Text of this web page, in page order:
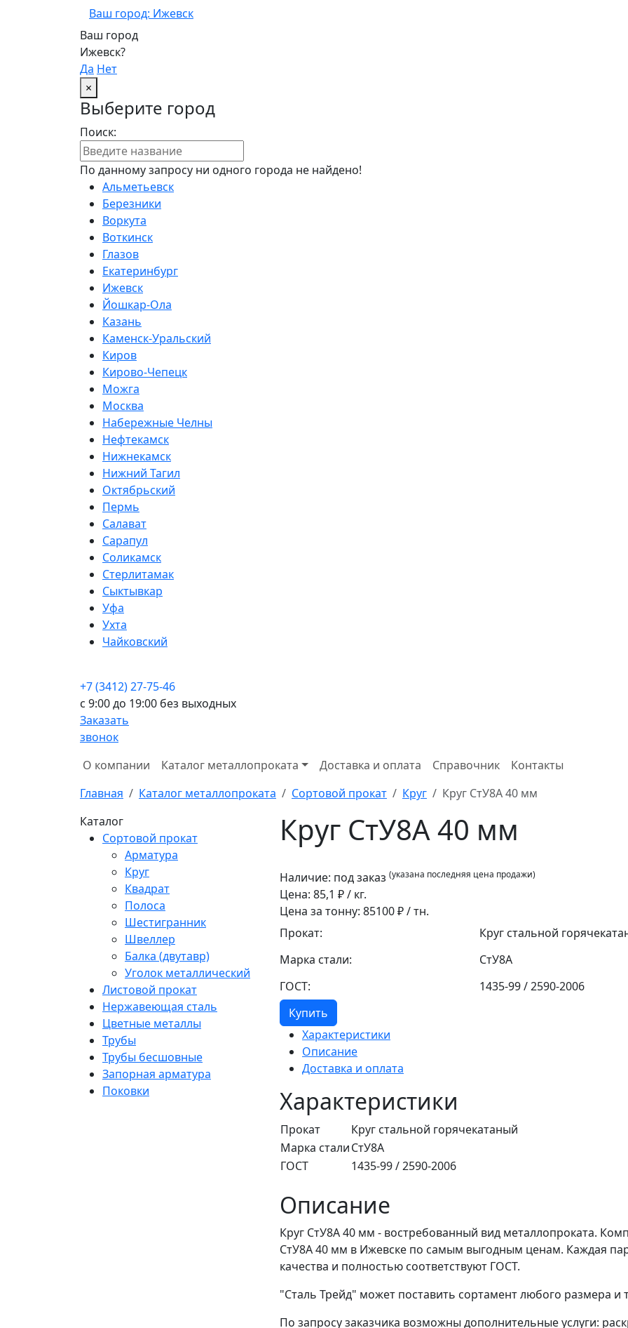
Ваш город: Ижевск
Ваш город
Ижевск?
Да Нет
×
Выберите город
Поиск:
По данному запросу ни одного города не найдено!
Альметьевск
Березники
Воркута
Воткинск
Глазов
Екатеринбург
Ижевск
Йошкар-Ола
Казань
Каменск-Уральский
Киров
Кирово-Чепецк
Можга
Москва
Набережные Челны
Нефтекамск
Нижнекамск
Нижний Тагил
Октябрьский
Пермь
Салават
Сарапул
Соликамск
Стерлитамак
Сыктывкар
Уфа
Ухта
Чайковский
+7 (3412) 27-75-46
c 9:00 до 19:00 без выходных
Заказать
звонок
О компании
Каталог металлопроката Доставка и оплата Справочник
Контакты
Главная
Каталог металлопроката Сортовой прокат Круг
Круг СтУ8А 40 мм
Каталог
Сортовой прокат
Арматура
Круг
Квадрат
Полоса
Шестигранник
Швеллер
Балка (двутавр)
Уголок металлический
Листовой прокат
Нержавеющая сталь
Цветные металлы
Трубы
Трубы бесшовные
Запорная арматура
Поковки
Круг СтУ8А 40 мм
Наличие: под заказ (указана последняя цена продажи)
Цена: 85,1 ₽ / кг.
Цена за тонну: 85100₽ / тн.
Прокат:
Круг стальной
Марка стали:
СтУ8А
ГОСТ:
1435-99 / 2590-2006
Купить
Характеристики
Описание
Доставка и оплата
Характеристики
Прокат
Круг стальной горячекатаный
Марка сталиСтУ8А
ГОСТ
1435-99 / 2590-2006
Описание
Круг СтУ8А 40 мм - востребованный вид металлопроката.
СтУ8А 40 мм в Ижевске по самым выгодным ценам. Каждая
качества и полностью соответствуют ГОСТ.
"Сталь Трейд" может поставить сортамент любого размера
По запросу заказчика возможны дополнительные услуги: